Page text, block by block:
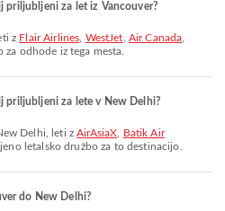
priljubljeni za let iz Vancouver?
z Flair Airlines WestJet Air Canada
odhode iz tega mesta.
priljubljeni za lete v New Delhi?
Delhi, leti zAirAsiaX
Batik Air
letalsko družbo za to destinacijo.
do New Delhi?